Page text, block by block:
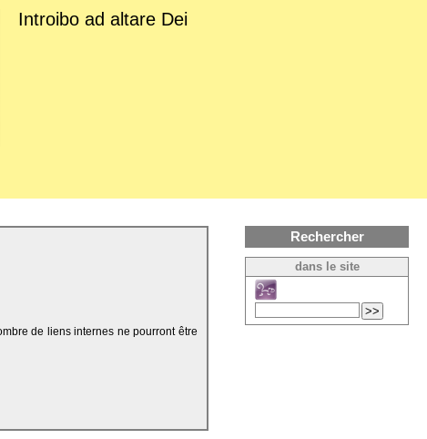
Introibo ad altare Dei
de liens internes ne pourront être
Rechercher
dans le site